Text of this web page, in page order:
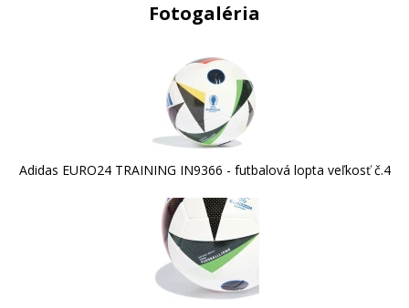
Fotogaléria
Adidas EURO24 TRAINING IN9366 - futbalová lopta veľkosť č.4